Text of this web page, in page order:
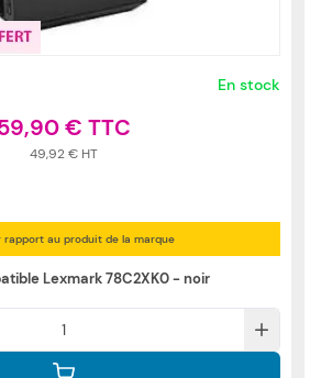
En stock
€
49,92 €
rapport au produit de la marque
Lexmark 78C2XK0 - noir